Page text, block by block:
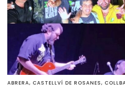
ABRERA, CASTELLVÍ DE ROSANES,